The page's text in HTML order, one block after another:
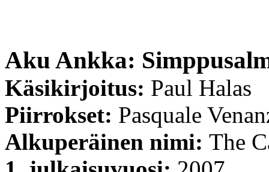
Aku Ankka:
Käsikirjoitus: Paul Halas
Piirrokset: Pasquale
Alkuperäinen nimi: The